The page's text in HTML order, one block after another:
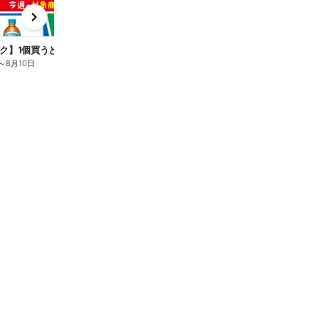
ク】1個買うと1個もらえる/麦茶
～8月10日
e
x